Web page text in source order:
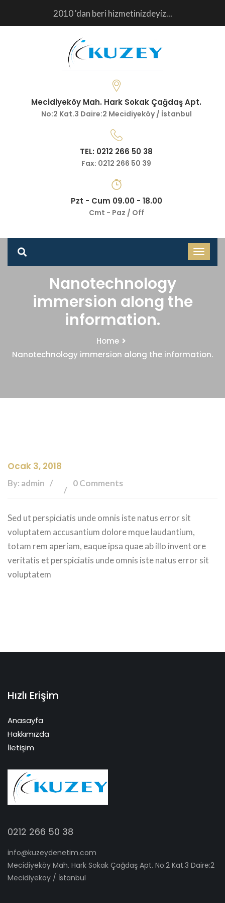
2010 'dan beri hizmetinizdeyiz...
Mecidiyeköy Mah. Hark Sokak Çağdaş Apt.
No:2 Kat.3 Daire:2 Mecidiyeköy / İstanbul
TEL: 0212 266 50 38
Fax: 0212 266 50 39
Pzt - Cum 09.00 - 18.00
Cmt - Paz / Off
Nanotechnology
immersion along the
information.
Home
Nanotechnology immersion along the information.
Ocak 3, 2018
By: admin 0 Comments
Sed ut perspiciatis unde omnis iste natus error sit
voluptatem accusantium dolore mque laudantium,
totam rem aperiam, eaque ipsa quae ab illo invent ore
veritatis et perspiciatis unde omnis iste natus error sit
voluptatem
Hızlı Erişim
Anasayfa
Hakkımızda
İletişim
0212 266 50 38
info@kuzeydenetim.com
Mecidiyeköy Mah. Hark Sokak Çağdaş Apt. No:2 Kat.3 Daire:2
Mecidiyeköy / İstanbul